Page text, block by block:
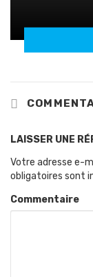
LAISSER UNE
Votre adresse e-
obligatoires sont
Commentaire